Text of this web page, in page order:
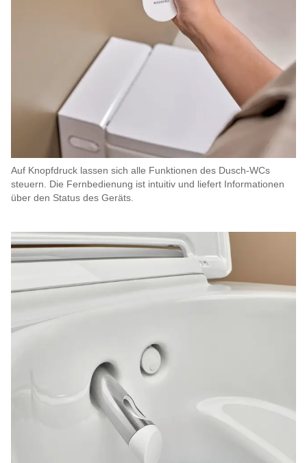
Auf Knopfdruck lassen sich alle Funktionen des Dusch-WCs
steuern. Die Fernbedienung ist intuitiv und liefert Informationen
über den Status des Geräts.​